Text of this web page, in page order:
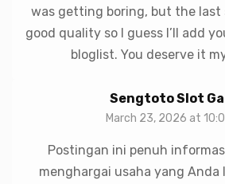
was getting boring, but the last
good quality so I guess I’ll add
bloglist. You deserve it
Sengtoto Slot
March 23, 2026 at
Postingan ini penuh
menghargai usaha yang